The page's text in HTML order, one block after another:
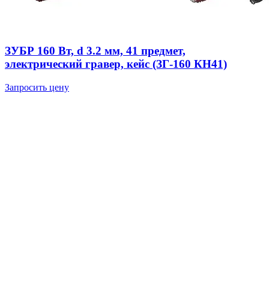
ЗУБР 160 Вт, d 3.2 мм, 41 предмет,
электрический гравер, кейс (ЗГ-160 КН41)
Запросить цену